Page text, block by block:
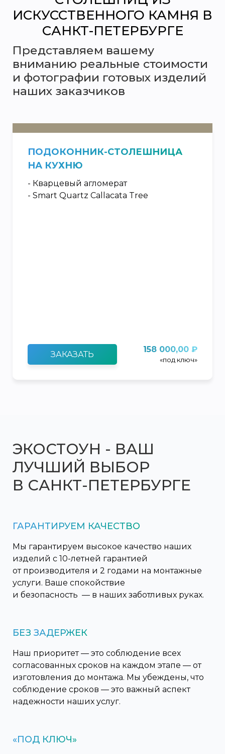
ИСКУССТВЕННОГО КАМНЯ В
САНКТ-ПЕТЕРБУРГЕ
Представляем вашему
вниманию реальные стоимости
и фотографии готовых изделий
наших заказчиков
ПОДОКОННИК-СТОЛЕШНИЦА
НА КУХНЮ
- Кварцевый агломерат
- Smart Quartz Callacata Tree
ЗАКАЗАТЬ
158 000,00 ₽
«под ключ»
ЭКОСТОУН - ВАШ
ЛУЧШИЙ ВЫБОР
В САНКТ-ПЕТЕРБУРГЕ
ГАРАНТИРУЕМ КАЧЕСТВО
Мы гарантируем высокое качество наших
изделий с 10-летней гарантией
от производителя и 2 годами на монтажные
услуги. Ваше спокойствие
и безопасность — в наших заботливых руках.
БЕЗ ЗАДЕРЖЕК
Наш приоритет — это соблюдение всех
согласованных сроков на каждом этапе — от
изготовления до монтажа. Мы убеждены, что
соблюдение сроков — это важный аспект
надежности наших услуг.
«ПОД КЛЮЧ»